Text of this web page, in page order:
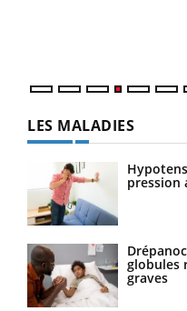
LES MALADIES
pression
globules
graves